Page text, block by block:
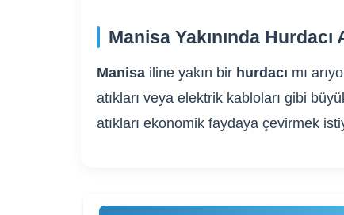
Manisa Yakınında
Manisa iline yakın bir hurdacı mı
atıkları veya elektrik kabloları gibi
atıkları ekonomik faydaya çevirmek